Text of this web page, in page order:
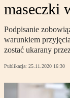
maseczki
Podpisanie
warunkiem
zostać ukarany
Publikacja: 25.11.2020 16:30